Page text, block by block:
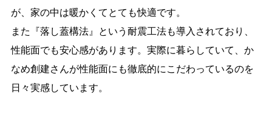
が、家の中は暖かくてとても快適です。
また『落し蓋構法』という耐震工法も導入されており、
性能面でも安心感があります。実際に暮らしていて、か
なめ創建さんが性能面にも徹底的にこだわっているのを
日々実感しています。